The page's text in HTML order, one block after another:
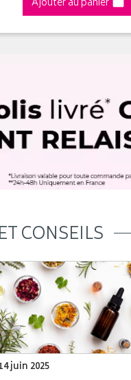
CONSEILS
14 juin 2025